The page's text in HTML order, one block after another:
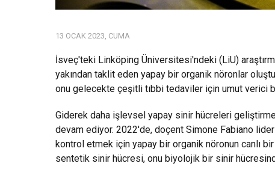
13 OCAK 2023, CUMA
İsveç'teki Linköping Üniversitesi'ndeki (LiU)
yakından taklit eden yapay bir organik nöronlar
onu gelecekte çeşitli tıbbi tedaviler için umut verici
Giderek daha işlevsel yapay sinir hücreleri geliştirme
devam ediyor. 2022'de, doçent Simone Fabiano
kontrol etmek için yapay bir organik nöronun canlı
sentetik sinir hücresi, onu biyolojik bir sinir